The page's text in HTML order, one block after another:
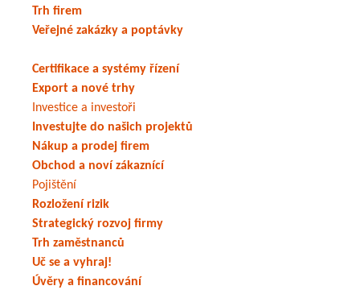
Trh firem
Veřejné zakázky a poptávky
Certifikace a systémy řízení
Export a nové trhy
Investice a investoři
Investujte do našich projektů
Nákup a prodej firem
Obchod a noví zákaznící
Pojištění
Rozložení rizik
Strategický rozvoj firmy
Trh zaměstnanců
Uč se a vyhraj!
Úvěry a financování